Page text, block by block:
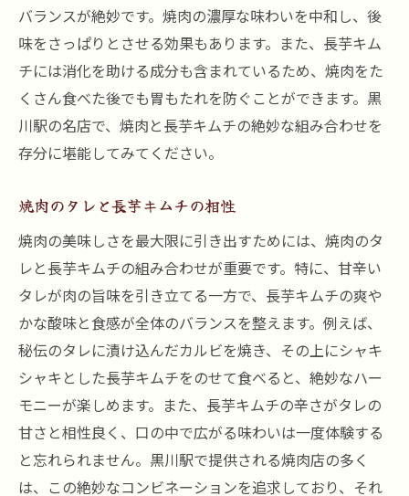
バランスが絶妙です。焼肉の濃厚な味わいを中和し、後
味をさっぱりとさせる効果もあります。また、長芋キム
チには消化を助ける成分も含まれているため、焼肉をた
くさん食べた後でも胃もたれを防ぐことができます。黒
川駅の名店で、焼肉と長芋キムチの絶妙な組み合わせを
存分に堪能してみてください。
焼肉のタレと長芋キムチの相性
焼肉の美味しさを最大限に引き出すためには、焼肉のタ
レと長芋キムチの組み合わせが重要です。特に、甘辛い
タレが肉の旨味を引き立てる一方で、長芋キムチの爽や
かな酸味と食感が全体のバランスを整えます。例えば、
秘伝のタレに漬け込んだカルビを焼き、その上にシャキ
シャキとした長芋キムチをのせて食べると、絶妙なハー
モニーが楽しめます。また、長芋キムチの辛さがタレの
甘さと相性良く、口の中で広がる味わいは一度体験する
と忘れられません。黒川駅で提供される焼肉店の多く
は、この絶妙なコンビネーションを追求しており、それ